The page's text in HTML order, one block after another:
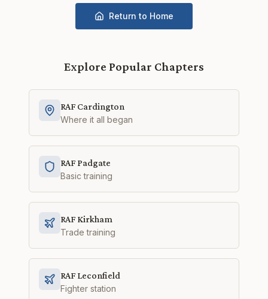
Return to Home
Explore Popular Chapters
RAF Cardington
Where it all began
RAF Padgate
Basic training
RAF Kirkham
Trade training
RAF Leconfield
Fighter station